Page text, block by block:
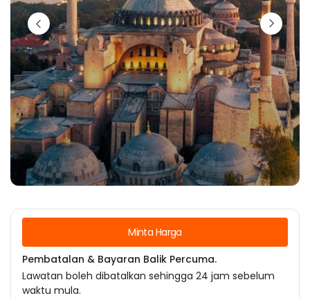
Minta Harga
Pembatalan & Bayaran Balik Percuma.
Lawatan boleh dibatalkan sehingga 24 jam sebelum
waktu mula.